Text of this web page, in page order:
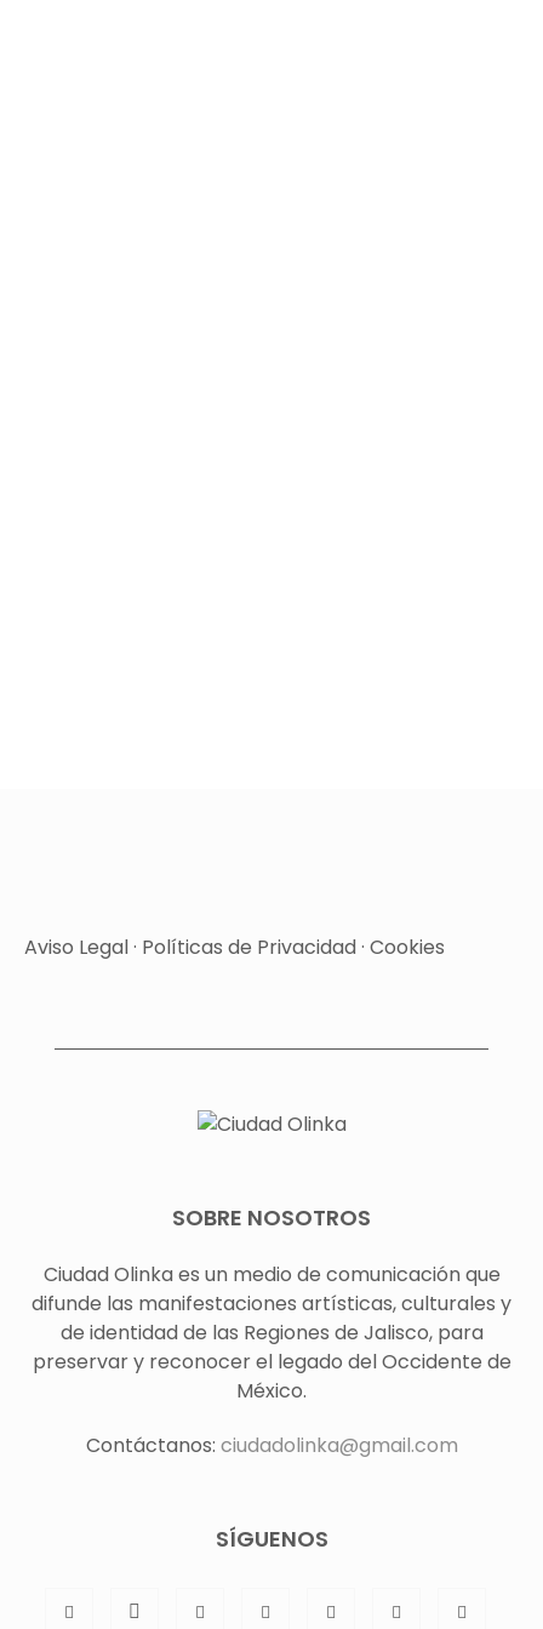
Aviso Legal· Políticas de Privacidad· Cookies
SOBRE NOSOTROS
Ciudad Olinka es un medio de comunicación que
difunde las manifestaciones artísticas, culturales y
de identidad de las Regiones de Jalisco, para
preservar y reconocer el legado del Occidente de
México.
Contáctanos: ciudadolinka@gmail.com
SÍGUENOS